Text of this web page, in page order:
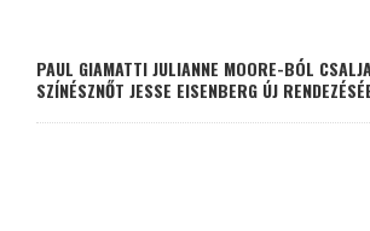
PAUL GIAMATTI JULIANNE MOORE-BÓL
SZÍNÉSZNŐT JESSE EISENBERG ÚJ